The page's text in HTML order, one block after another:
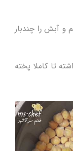
میکنیم و آبش را چندبار
تا کاملا پخته